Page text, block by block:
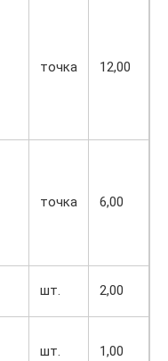
точка 12,00
точка 6,00
шт. 2,00
шт. 1,00